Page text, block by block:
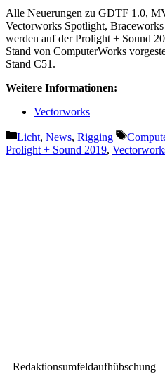
Alle Neuerungen zu GDTF 1.0,
Vectorworks Spotlight,
werden auf der Prolight + Sound
Stand von ComputerWorks
Stand C51.
Weitere Informationen:
Vectorworks
Kategorien
Licht, News, Rigging
Prolight + Sound 2019,
Redaktionsumfeldaufhübschung